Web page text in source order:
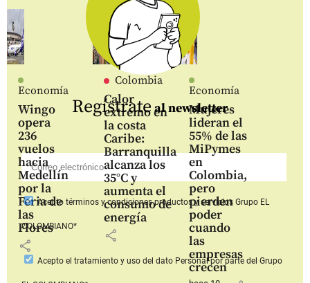
Economía
Wingo
opera
236
vuelos
hacia
Medellín
por la
Feria de
las
Flores
share
Colombia
Calor
extremo en
la costa
Caribe:
Barranquilla
alcanza los
35°C y
aumenta el
consumo de
energía
share
Economía
Mujeres
lideran el
55% de las
MiPymes
en
Colombia,
pero
pierden
poder
cuando
las
empresas
crecen
Regístrateal newsletter
Aceptotérminos y condiciones productos y serviciosGrupo EL
COLOMBIANO*
Acepto el tratamiento y uso del dato Personalpor parte del Grupo